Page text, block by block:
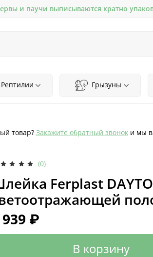
и паучи выписываются кратно
Рептилии Грызуны
товар? Закажите обратный звонок и мы
(0)
Ferplast
939 ₽
В корзину